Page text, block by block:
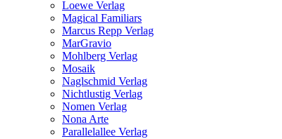
Loewe Verlag
Magical Familiars
Marcus Repp Verlag
MarGravio
Mohlberg Verlag
Mosaik
Naglschmid Verlag
Nichtlustig Verlag
Nomen Verlag
Nona Arte
Parallelallee Verlag